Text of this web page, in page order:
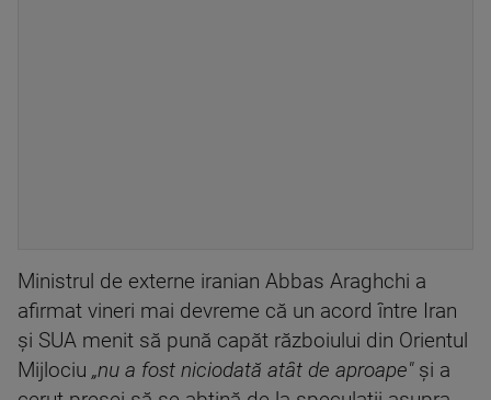
Ministrul de externe iranian Abbas Araghchi a
afirmat vineri mai devreme că un acord între Iran
şi SUA menit să pună capăt războiului din Orientul
Mijlociu „nu a fost niciodată atât de aproape"şi a